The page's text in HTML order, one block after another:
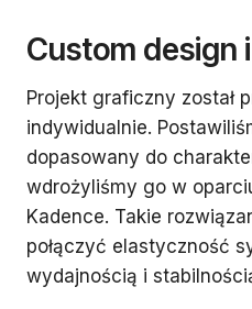
Custom design
Projekt graficzny został
indywidualnie.
dopasowany do
wdrożyliśmy go w
Kadence. Takie
połączyć elastyczność
wydajnością i